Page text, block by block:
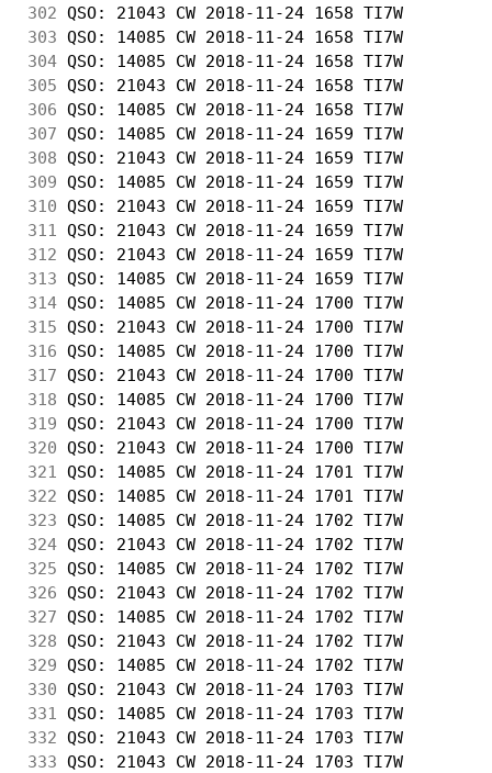
302 QSO: 21043 CW 2018-11-24 1658 TI7W
303 QSO: 14085 CW 2018-11-24 1658 TI7W
304 QSO: 14085 CW 2018-11-24 1658 TI7W
305 QSO: 21043 CW 2018-11-24 1658 TI7W
306 QSO: 14085 CW 2018-11-24 1658 TI7W
307 QSO: 14085 CW 2018-11-24 1659 TI7W
308 QSO: 21043 CW 2018-11-24 1659 TI7W
309 QSO: 14085 CW 2018-11-24 1659 TI7W
310 QSO: 21043 CW 2018-11-24 1659 TI7W
311
QSO: 21043 CW 2018-11-24 1659 TI7W
312 QSO: 21043 CW 2018-11-24 1659 TI7W
313 QSO: 14085 CW 2018-11-24 1659 TI7W
314 QSO: 14085 CW 2018-11-24 1700 TI7W
315 QSO: 21043 CW 2018-11-24 1700 TI7W
316 QSO: 14085 CW 2018-11-24 1700 TI7W
317 QSO: 21043 CW 2018-11-24 1700 TI7W
318 QSO: 14085 CW 2018-11-24 1700 TI7W
319 QSO: 21043 CW 2018-11-24 1700 TI7W
320 QSO: 21043 CW 2018-11-24 1700 TI7W
321
QSO: 14085 CW 2018-11-24 1701 TI7W
322 QSO: 14085 CW 2018-11-24 1701 TI7W
323 QSO: 14085 CW 2018-11-24 1702 TI7W
324 QSO: 21043 CW 2018-11-24 1702 TI7W
325 QSO: 14085 CW 2018-11-24 1702 TI7W
326 QSO: 21043 CW 2018-11-24 1702 TI7W
327 QSO: 14085 CW 2018-11-24 1702 TI7W
328 QSO: 21043 CW 2018-11-24 1702 TI7W
329 QSO: 14085 CW 2018-11-24 1702 TI7W
330 QSO: 21043 CW 2018-11-24 1703 TI7W
331
QSO: 14085 CW 2018-11-24 1703 TI7W
332 QSO: 21043 CW 2018-11-24 1703 TI7W
333 QSO: 21043 CW 2018-11-24 1703 TI7W